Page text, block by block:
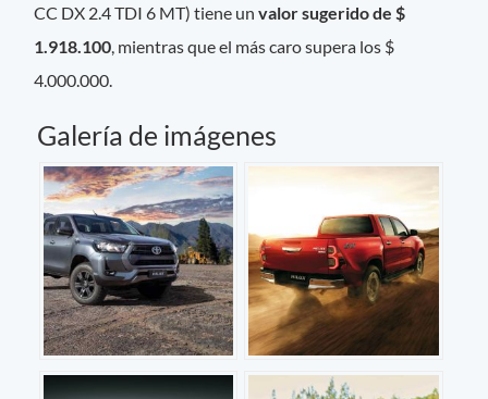
CC DX 2.4 TDI 6 MT) tiene unvalor sugerido de $
1.918.100 , mientras que el más caro supera los $
4.000.000.
Galería de imágenes